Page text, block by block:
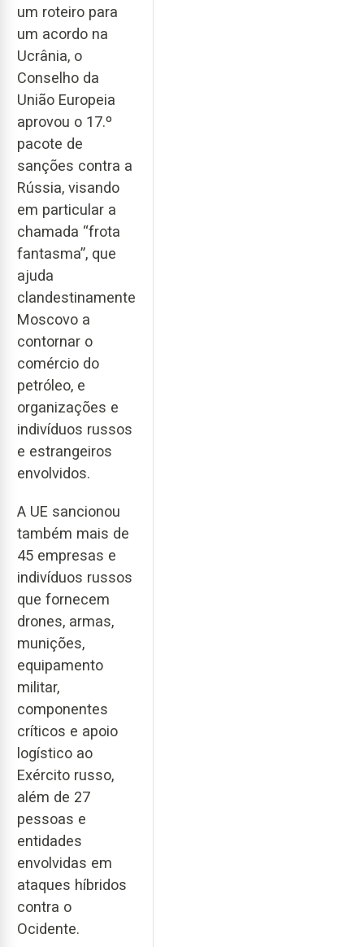
um roteiro para
um acordo na
Ucrânia, o
Conselho da
União Europeia
aprovou o 17.º
pacote de
sanções contra a
Rússia, visando
em particular a
chamada “frota
fantasma”, que
ajuda
clandestinamente
Moscovo a
contornar o
comércio do
petróleo, e
organizações e
indivíduos russos
e estrangeiros
envolvidos.
A UE sancionou
também mais de
45 empresas e
indivíduos russos
que fornecem
drones, armas,
munições,
equipamento
militar,
componentes
críticos e apoio
logístico ao
Exército russo,
além de 27
pessoas e
entidades
envolvidas em
ataques híbridos
contra o
Ocidente.